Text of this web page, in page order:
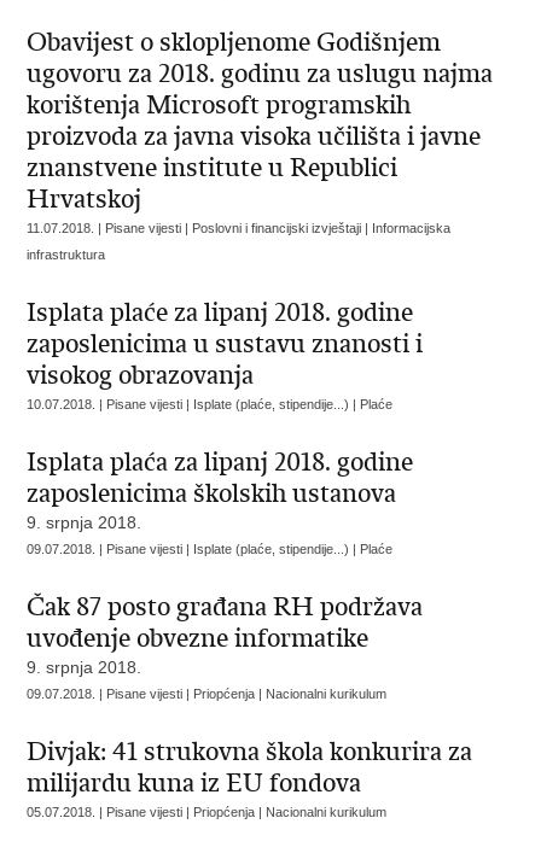
Obavijest o sklopljenome Godišnjem
ugovoru za 2018. godinu za uslugu najma
korištenja Microsoft programskih
proizvoda za javna visoka učilišta i javne
znanstvene institute u Republici
Hrvatskoj
11.07.2018. | Pisane vijesti | Poslovni i financijski izvještaji | Informacijska
infrastruktura
Isplata plaće za lipanj 2018. godine
zaposlenicima u sustavu znanosti i
visokog obrazovanja
10.07.2018. | Pisane vijesti | Isplate (plaće, stipendije...) | Plaće
Isplata plaća za lipanj 2018. godine
zaposlenicima školskih ustanova
9. srpnja 2018.
09.07.2018. | Pisane vijesti | Isplate (plaće, stipendije...) | Plaće
Čak 87 posto građana RH podržava
uvođenje obvezne informatike
9. srpnja 2018.
09.07.2018. | Pisane vijesti | Priopćenja | Nacionalni kurikulum
Divjak: 41 strukovna škola konkurira za
milijardu kuna iz EU fondova
05.07.2018. | Pisane vijesti | Priopćenja | Nacionalni kurikulum